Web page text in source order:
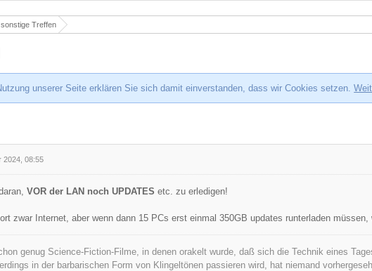
Treffen
unserer Seite erklären Sie sich damit einverstanden, dass wir Cookies setzen.
2024, 08:55
VOR der LAN noch UPDATES etc. zu erledigen!
zwar Internet, aber wenn dann 15 PCs erst einmal 350GB updates runterladen
genug Science-Fiction-Filme, in denen orakelt wurde, daß sich die Technik eines
in der barbarischen Form von Klingeltönen passieren wird, hat niemand